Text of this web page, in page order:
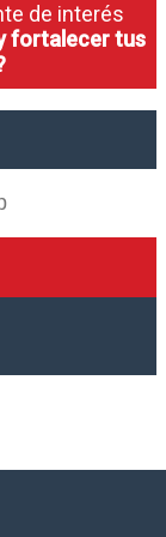
de interés
fortalecer tus